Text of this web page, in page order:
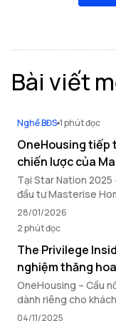
Bài viết
Nghề BĐS 1 phút đọc
OneHousing tiếp
chiến lược của
Tại Star Nation 2025
đầu tư Masterise
dấu ấn nổi bật với
lực triển khai toàn
28/01/2026
2 phút đọc
The Privilege
nghiệm thăng hoa
OneHousing – Cầu
dành riêng cho
hữu bất động sản
04/11/2025